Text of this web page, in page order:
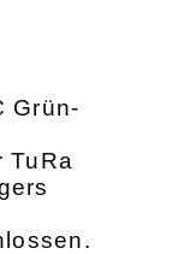
Grün-
TuRa